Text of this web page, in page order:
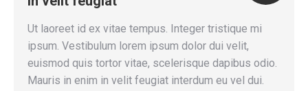
Ut laoreet id ex vitae tempus. Integer tristique mi
ipsum. Vestibulum lorem ipsum dolor dui velit,
euismod quis tortor vitae, scelerisque dapibus odio.
Mauris in enim in velit feugiat interdum eu vel dui.